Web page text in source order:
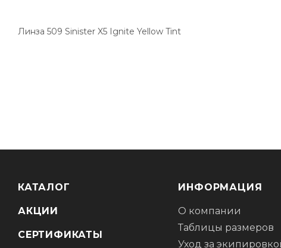
Линза 509 Sinister X5 Ignite Yellow Tint
КАТАЛОГ
АКЦИИ
СЕРТИФИКАТЫ
ИНФОРМАЦИЯ
О компании
Таблицы размеров
Уход за